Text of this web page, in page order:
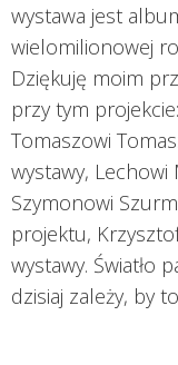
wystawa jest
wielomilionowej
Dziękuję moim
przy tym
Tomaszowi
wystawy,
Szymonowi
projektu,
wystawy. Światło
dzisiaj zależy, by